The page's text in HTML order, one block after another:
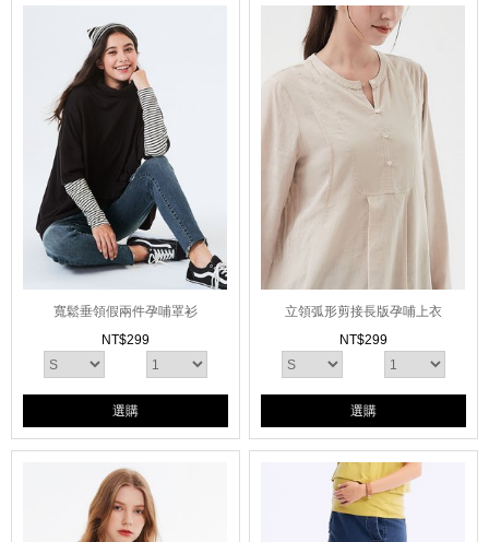
寬鬆垂領假兩件孕哺罩衫
NT$299
選購
立領弧形剪接長版孕哺上衣
NT$299
選購